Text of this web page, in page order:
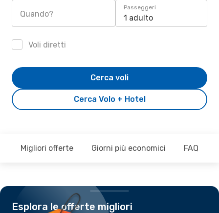
Quando?
Passeggeri
1 adulto
Voli diretti
Cerca Volo + Hotel
Cerca voli
Migliori offerte Giorni più economici FAQ
Esplora le offerte migliori